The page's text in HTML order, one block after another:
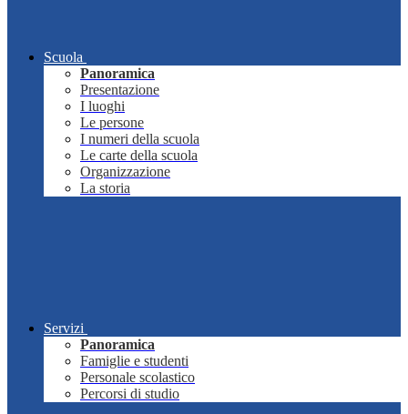
Scuola
Panoramica
Presentazione
I luoghi
Le persone
I numeri della scuola
Le carte della scuola
Organizzazione
La storia
Servizi
Panoramica
Famiglie e studenti
Personale scolastico
Percorsi di studio